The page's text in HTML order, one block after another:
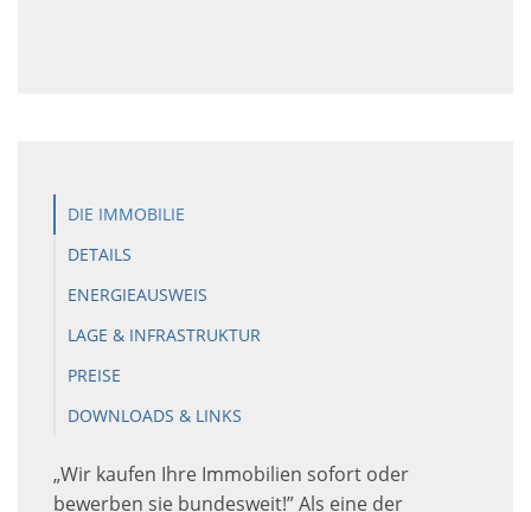
DIE IMMOBILIE
DETAILS
ENERGIEAUSWEIS
LAGE & INFRASTRUKTUR
PREISE
DOWNLOADS & LINKS
„Wir kaufen Ihre Immobilien sofort oder
bewerben sie bundesweit!” Als eine der